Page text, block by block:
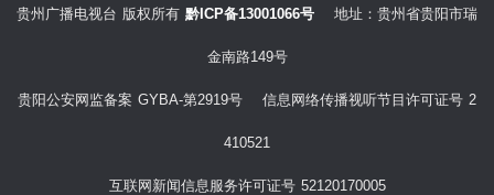
贵州广播电视台 版权所有 黔ICP备13001066号 地址：贵州省贵阳市瑞
金南路149号
贵阳公安网监备案 GYBA-第2919号 信息网络传播视听节目许可证号 2
410521
互联网新闻信息服务许可证号 52120170005